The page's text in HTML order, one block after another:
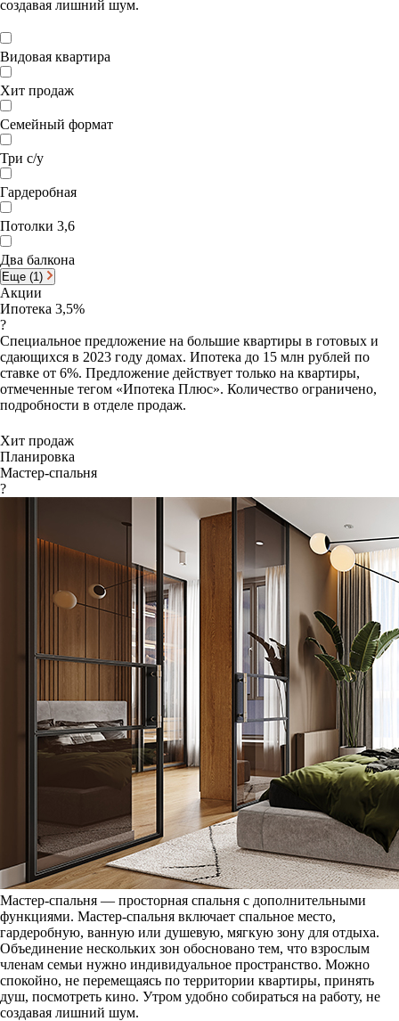
создавая лишний шум.
Видовая квартира
Хит продаж
Семейный формат
Три с/у
Гардеробная
Потолки 3,6
Два балкона
Еще (1)
Акции
Ипотека 3,5%
?
Специальное предложение на большие квартиры в готовых и
сдающихся в 2023 году домах. Ипотека до 15 млн рублей по
ставке от 6%. Предложение действует только на квартиры,
отмеченные тегом «Ипотека Плюс». Количество ограничено,
подробности в отделе продаж.
Хит продаж
Планировка
Мастер-спальня
?
Мастер-спальня — просторная спальня с дополнительными
функциями. Мастер-спальня включает спальное место,
гардеробную, ванную или душевую, мягкую зону для отдыха.
Объединение нескольких зон обосновано тем, что взрослым
членам семьи нужно индивидуальное пространство. Можно
спокойно, не перемещаясь по территории квартиры, принять
душ, посмотреть кино. Утром удобно собираться на работу, не
создавая лишний шум.